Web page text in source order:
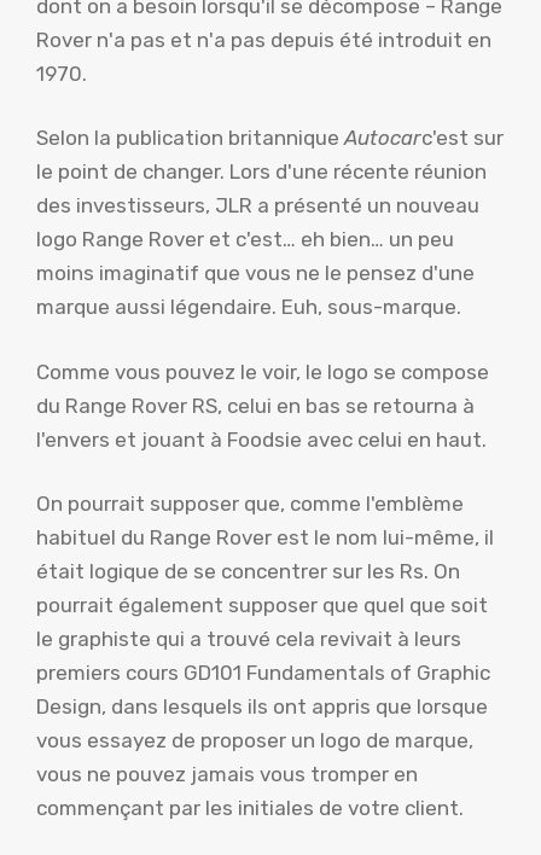
dont on a besoin lorsqu'il se décompose – Range
Rover n'a pas et n'a pas depuis été introduit en
1970.
Selon la publication britanniqueAutocarc'est sur
le point de changer. Lors d'une récente réunion
des investisseurs, JLR a présenté un nouveau
logo Range Rover et c'est… eh bien… un peu
moins imaginatif que vous ne le pensez d'une
marque aussi légendaire. Euh, sous-marque.
Comme vous pouvez le voir, le logo se compose
du Range Rover RS, celui en bas se retourna à
l'envers et jouant à Foodsie avec celui en haut.
On pourrait supposer que, comme l'emblème
habituel du Range Rover est le nom lui-même, il
était logique de se concentrer sur les Rs. On
pourrait également supposer que quel que soit
le graphiste qui a trouvé cela revivait à leurs
premiers cours GD101 Fundamentals of Graphic
Design, dans lesquels ils ont appris que lorsque
vous essayez de proposer un logo de marque,
vous ne pouvez jamais vous tromper en
commençant par les initiales de votre client.